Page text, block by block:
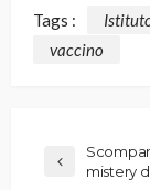
Tags :
vaccino
mistery